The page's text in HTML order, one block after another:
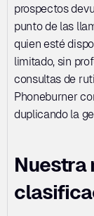
prospectos
punto de las
quien esté
limitado, sin
consultas de
Phoneburner
duplicando la
Nuestra